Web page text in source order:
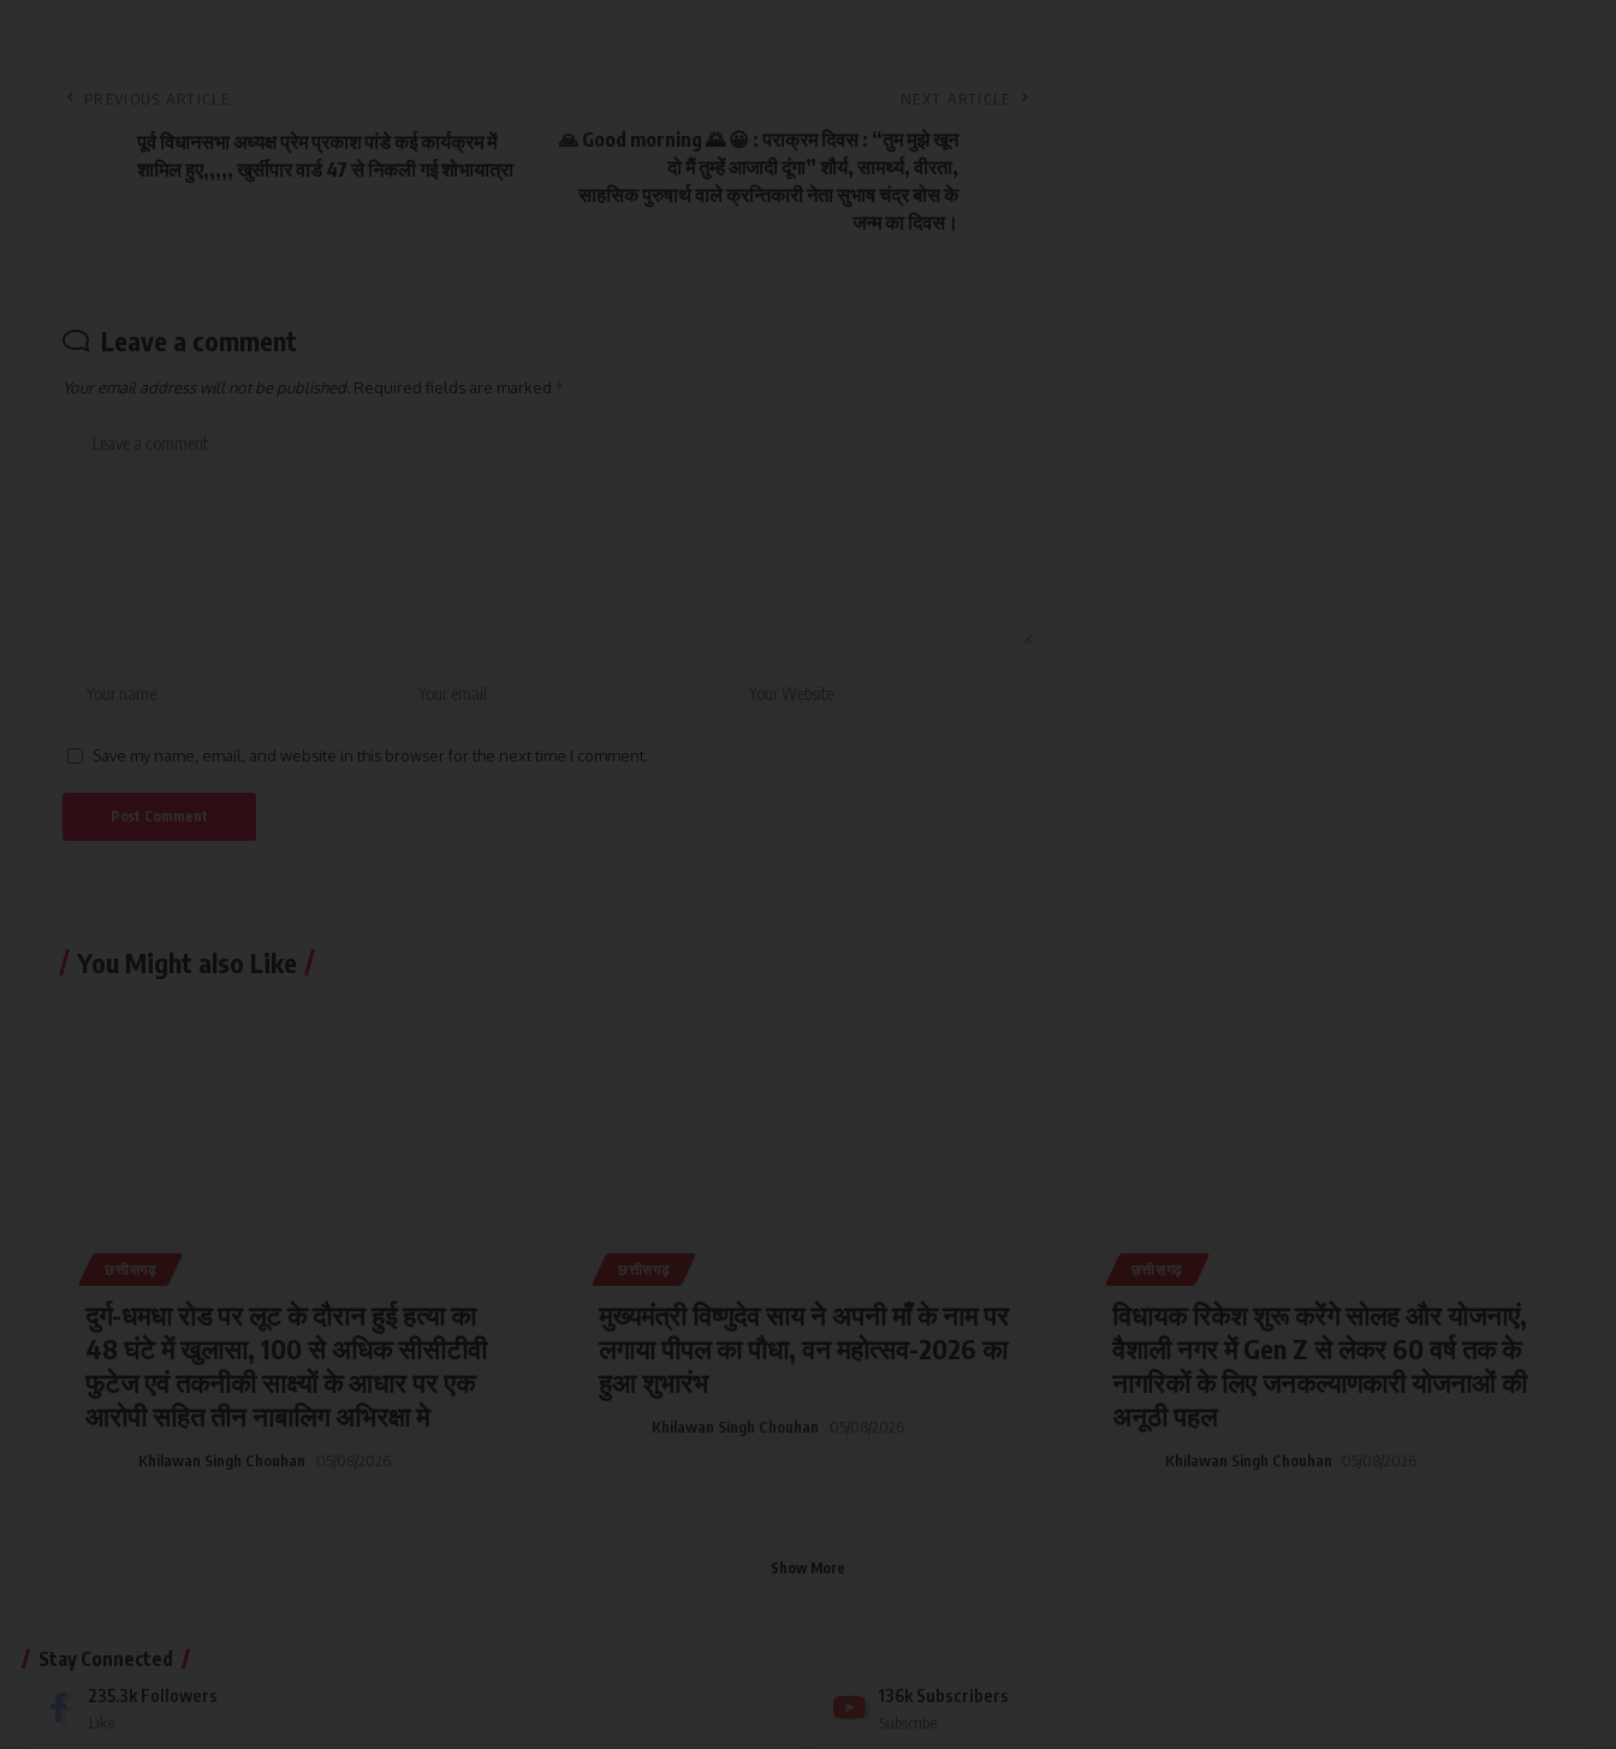
पूर्व विधानसभा अध्यक्ष प्रेम प्रकाश पांडे कई कार्यक्रम में
शामिल हुए,,,,, खुर्सीपार वार्ड 47 से निकली गई शोभायात्रा
🙏 Good morning 🌄 😀 : पराक्रम दिवस : “तुम मुझे खून
दो मैं तुम्हें आजादी दूंगा” शौर्य, सामर्थ्य, वीरता,
साहसिक पुरुषार्थ वाले क्रन्तिकारी नेता सुभाष चंद्र बोस के
जन्म का दिवस।
Leave a comment
Your email address will not be published. Required fields are marked *
Save my name, email, and website in this browser for the next time I comment.
You Might also Like
छत्तीसगढ़
दुर्ग-धमधा रोड पर लूट के दौरान हुई हत्या का
48 घंटे में खुलासा, 100 से अधिक सीसीटीवी
फुटेज एवं तकनीकी साक्ष्यों के आधार पर एक
आरोपी सहित तीन नाबालिग अभिरक्षा मे
Khilawan Singh Chouhan
छत्तीसगढ़
मुख्यमंत्री विष्णुदेव साय ने अपनी माँ के नाम पर
लगाया पीपल का पौधा, वन महोत्सव-2026 का
हुआ शुभारंभ
Khilawan Singh Chouhan
छत्तीसगढ़
विधायक रिकेश शुरू करेंगे सोलह और योजनाएं,
वैशाली नगर में Gen Z से लेकर 60 वर्ष तक के
नागरिकों के लिए जनकल्याणकारी योजनाओं की
अनूठी पहल
Khilawan Singh Chouhan
Show More
Stay Connected
235.3k Followers 136k Subscribers